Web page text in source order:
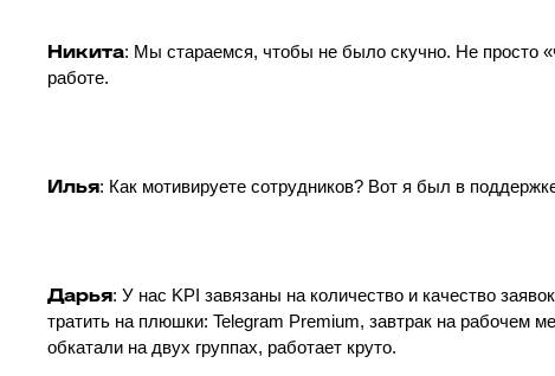
Никита: Мы стараемся, чтобы не было скучно. Не просто
работе.
Илья: Как мотивируете сотрудников? Вот я был в
Дарья: У нас KPI завязаны на количество и качество
тратить на плюшки: Telegram Premium, завтрак на
обкатали на двух группах, работает круто.